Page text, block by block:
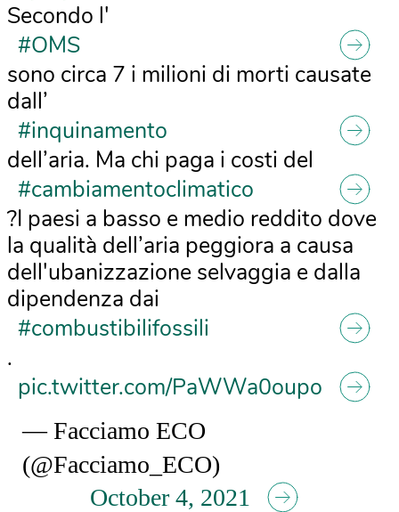
Secondo l'
#OMS
sono circa 7 i milioni di morti causate
dall’
#inquinamento
dell’aria. Ma chi paga i costi del
#cambiamentoclimatico
?I paesi a basso e medio reddito dove
la qualità dell’aria peggiora a causa
dell'ubanizzazione selvaggia e dalla
dipendenza dai
#combustibilifossili
.
pic.twitter.com/PaWWa0oupo
— Facciamo ECO
(@Facciamo_ECO)
October 4, 2021